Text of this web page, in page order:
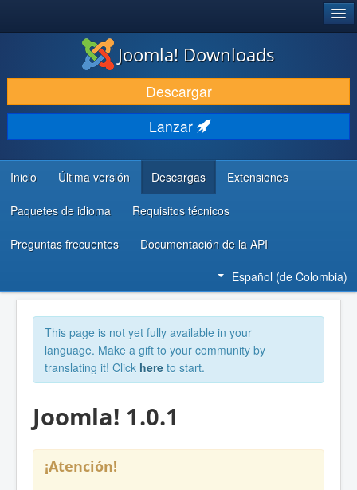
DESCARGAR
DESCUBRE Y APRENDE
COMUNIDAD Y AYUDA
RECURSOS PARA DESARROLLADORES
Joomla! Downloads
Descargar
Lanzar
Inicio Última versión Descargas Extensiones
Paquetes de idioma Requisitos técnicos
Preguntas frecuentes Documentación de la API
Español (de Colombia)
This page is not yet fully available in your
language. Make a gift to your community by
translating it! Click here to start.
Joomla! 1.0.1
¡Atención!